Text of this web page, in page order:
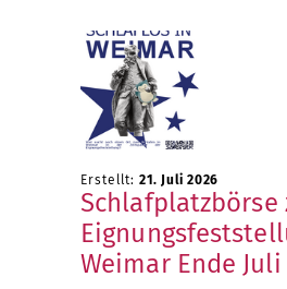
Erstellt: 21. Juli 2026
Schlafplatzbörse
Weimar Ende Juli